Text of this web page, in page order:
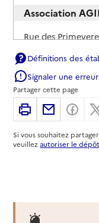
Association
Adresse
Rue des
06 73 22 80 67
Contact
Site internet
Rapport HAS
Source des données :
Mis à jour le : 31/01/
Association de
Adresse
3 Chemin de
11600
Définitions des
Signaler une erreur
Partager cette page
ImprimerPartager
Si vous souhaitez
veuillezautoriser le